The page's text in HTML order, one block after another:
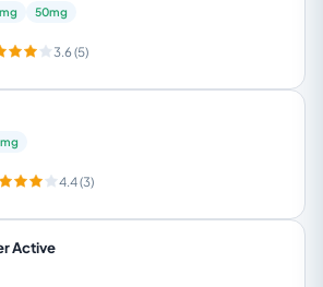
4.4 (3)
Active
50mg
3.6 (5)